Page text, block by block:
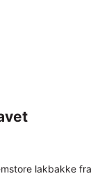
lakbakke fra